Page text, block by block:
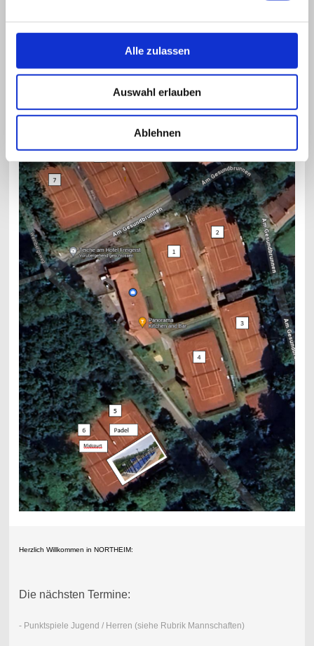
Alle zulassen
Auswahl erlauben
Ablehnen
zur Onlinebuchung
Herzlich Willkommen in NORTHEIM:
Die nächsten Termine:
- Punktspiele Jugend / Herren (siehe Rubrik Mannschaften)